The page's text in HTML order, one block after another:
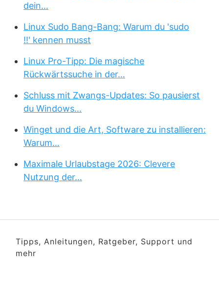
dein…
Linux Sudo Bang-Bang: Warum du 'sudo
!!' kennen musst
Linux Pro-Tipp: Die magische
Rückwärtssuche in der…
Schluss mit Zwangs-Updates: So pausierst
du Windows…
Winget und die Art, Software zu installieren:
Warum…
Maximale Urlaubstage 2026: Clevere
Nutzung der…
Tipps, Anleitungen, Ratgeber, Support und
mehr